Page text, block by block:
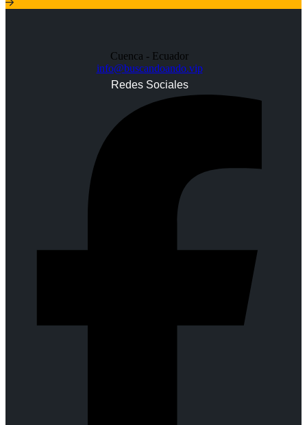
Cuenca - Ecuador
info@buscandoando.vip
Redes Sociales